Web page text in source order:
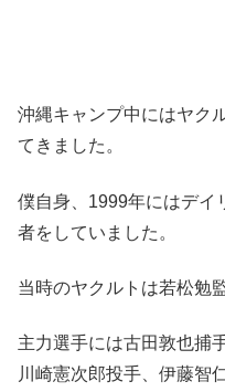
沖縄キャンプ中にはヤク
てきました。
僕自身、1999年にはデイ
者をしていました。
当時のヤクルトは若松勉
主力選手には古田敦也捕
川崎憲次郎投手、伊藤智